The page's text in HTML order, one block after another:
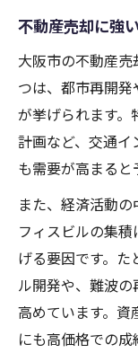
不動産売却に強
大阪市の不動産
つは、都市再開
が挙げられます
計画など、交通
も需要が高まると
また、経済活動
フィスビルの集
げる要因です。
ル開発や、難波
高めています。
にも高価格での成